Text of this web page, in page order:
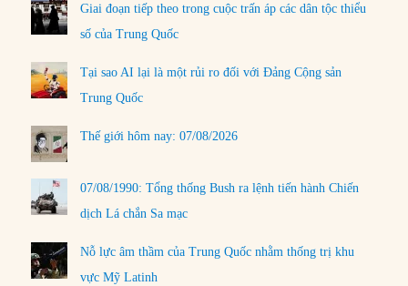
Giai đoạn tiếp theo trong cuộc trấn áp các dân tộc thiểu
số của Trung Quốc
Tại sao AI lại là một rủi ro đối với Đảng Cộng sản
Trung Quốc
Thế giới hôm nay: 07/08/2026
07/08/1990: Tổng thống Bush ra lệnh tiến hành Chiến
dịch Lá chắn Sa mạc
Nỗ lực âm thầm của Trung Quốc nhằm thống trị khu
vực Mỹ Latinh